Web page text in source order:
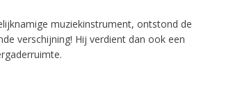
muziekinstrument, ontstond de
verschijning! Hij verdient dan ook een